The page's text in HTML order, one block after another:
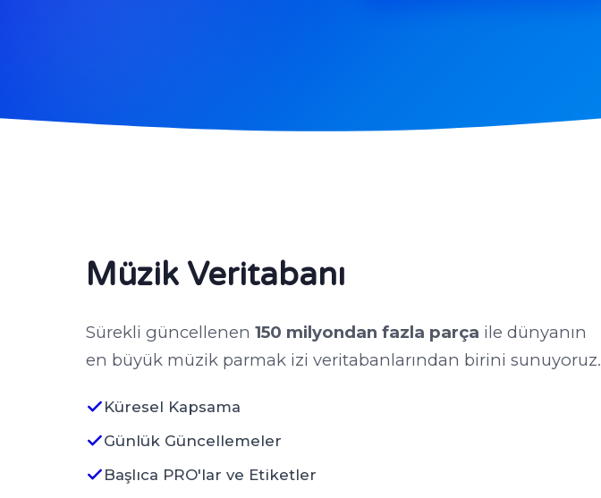
Müzik Veritabanı
Sürekli güncellenen 150 milyondan fazla parça ile dünyanın
en büyük müzik parmak izi veritabanlarından birini sunuyoruz.
Küresel Kapsama
Günlük Güncellemeler
Başlıca PRO'lar ve Etiketler